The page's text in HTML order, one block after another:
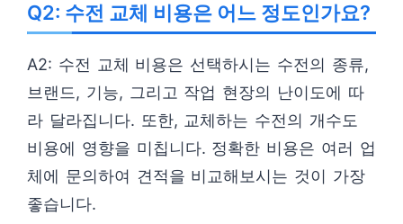
Q2: 수전 교체 비용은 어느 정도인가요?
A2: 수전 교체 비용은 선택하시는 수전의 종류,
브랜드, 기능, 그리고 작업 현장의 난이도에 따
라 달라집니다. 또한, 교체하는 수전의 개수도
비용에 영향을 미칩니다. 정확한 비용은 여러 업
체에 문의하여 견적을 비교해보시는 것이 가장
좋습니다.